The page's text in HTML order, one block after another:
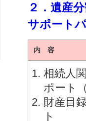
２．遺産
サポート
内 容
相続人
ポート
財産目
ト